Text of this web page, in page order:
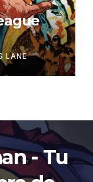
LANE
- Tu